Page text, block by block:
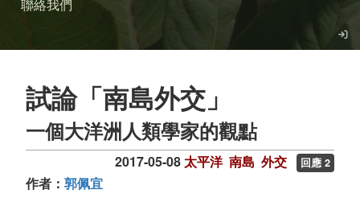
聯絡我們
試論「南島外交」
一個大洋洲人類學家的觀點
2017-05-08 太平洋 南島 外交 回應 2
作者： 郭佩宜